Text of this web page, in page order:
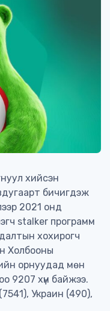
хийсэн
бичигдэж
2021 онд
stalker программ
хохирогч
Холбооны
орнуудад мөн
9207 хүн байжээ.
Украин (490),